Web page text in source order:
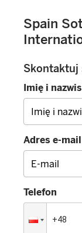
Spain
Skontaktuj
Imię i
Adres e-mail
Telefon